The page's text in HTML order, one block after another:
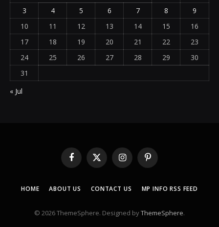
3
4 5 6 7 8
9
10
11 12 13 14 15
16
17
18 19 20 21 22
23
24
25 26 27 28 29
30
31
« Jul
Facebook
X
(Twitter)
InstagramPinterest
HOME ABOUT US CONTACT US MP INFO RSS FEED
© 2026 ThemeSphere. Designed byThemeSphere.